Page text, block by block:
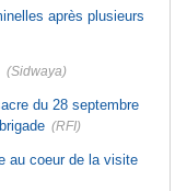
après plusieurs
(Sidwaya)
du 28 septembre
(RFI)
au coeur de la visite